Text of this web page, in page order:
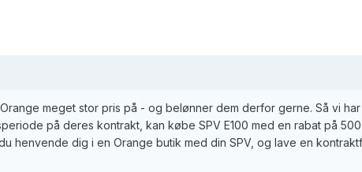
meget stor pris på - og belønner dem derfor gerne. Så vi
på deres kontrakt, kan købe SPV E100 med en rabat på
henvende dig i en Orange butik med din SPV, og lave en